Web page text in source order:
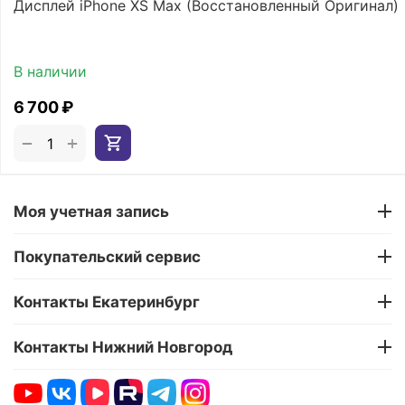
Дисплей iPhone XS Max (Восстановленный Оригинал)
В наличии
6 700₽
+
−
Моя учетная запись
Покупательский сервис
Контакты Екатеринбург
Контакты Нижний Новгород